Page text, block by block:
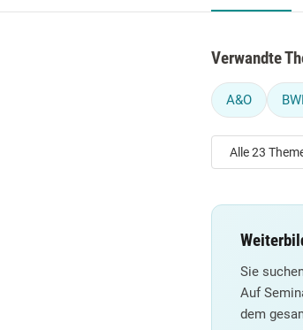
Verwandte
A&O
Alle 23
Sie
Auf
dem